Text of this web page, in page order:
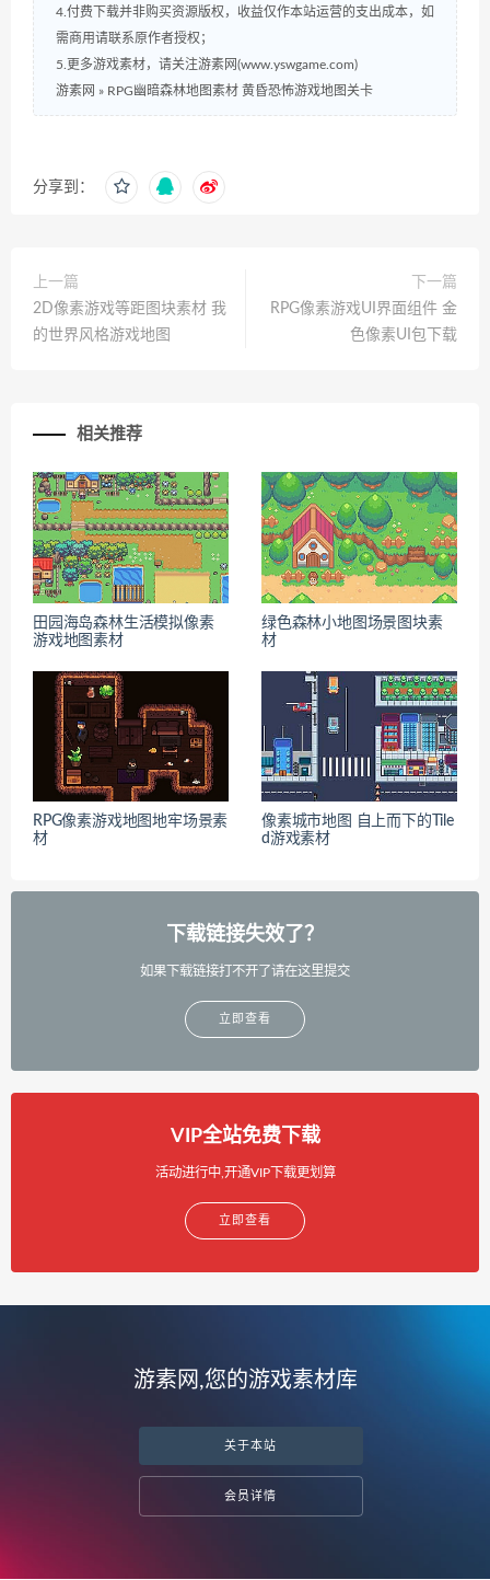
4.付费下载并非购买资源版权，收益仅作本站运营的支出成本，如
需商用请联系原作者授权；
5.更多游戏素材，请关注游素网(www.yswgame.com)
游素网 » RPG幽暗森林地图素材 黄昏恐怖游戏地图关卡
分享到：
上一篇
2D像素游戏等距图块素材 我
的世界风格游戏地图
下一篇
RPG像素游戏UI界面组件 金
色像素UI包下载
相关推荐
田园海岛森林生活模拟像素
游戏地图素材
绿色森林小地图场景图块素
材
RPG像素游戏地图地牢场景素
材
像素城市地图 自上而下的Tile
d游戏素材
下载链接失效了？
如果下载链接打不开了请在这里提交
立即查看
VIP全站免费下载
活动进行中,开通VIP下载更划算
立即查看
游素网,您的游戏素材库
关于本站
会员详情